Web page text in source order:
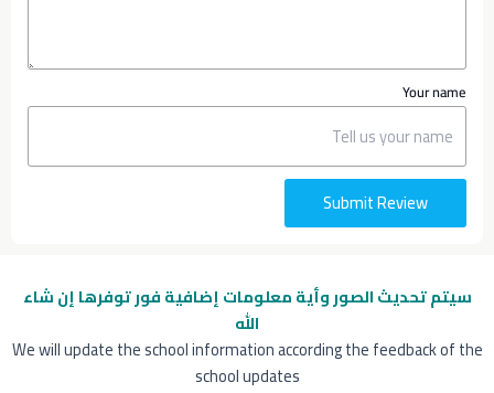
سيتم تحديث الصور وأية معلومات إضافيةفور توفرها إن شاء
الله
We will update the school information according the feedback of the
school updates
Your name
Submit Review